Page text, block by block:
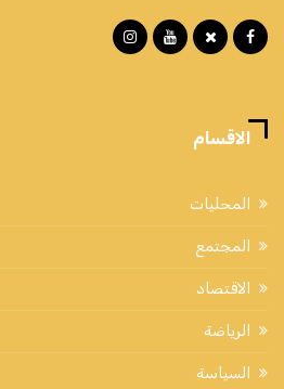
الاقسام
المحليات
المجتمع
الاقتصاد
الرياضة
السياسة